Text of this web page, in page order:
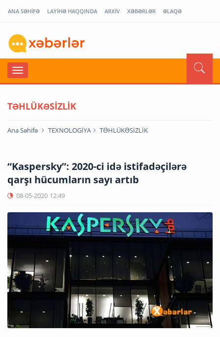
ANA SƏHİFƏ LAYİHƏ HAQQINDA ARXİV XƏBƏRLƏR ƏLAQƏ
TƏHLÜKƏSİZLİK
Ana Səhifə TEXNOLOGİYA TƏHLÜKƏSİZLİK
“Kaspersky”: 2020-ci idə istifadəçilərə
qarşı hücumların sayı artıb
08-05-2020 12:49